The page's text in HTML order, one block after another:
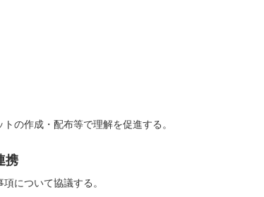
の作成・配布等で理解を促進する。
携
について協議する。